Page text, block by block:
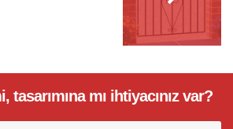
tasarımına mı ihtiyacınız var?